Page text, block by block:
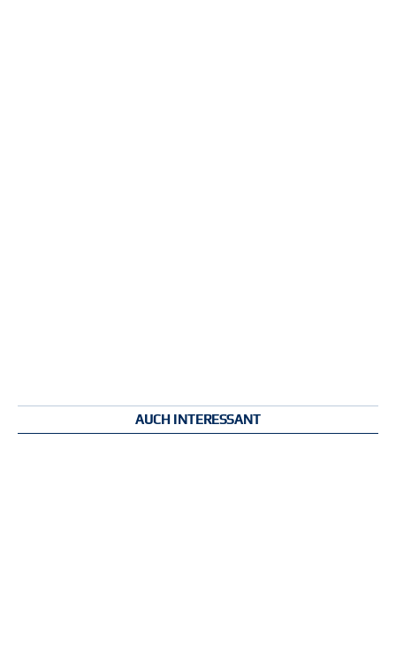
AUCH INTERESSANT